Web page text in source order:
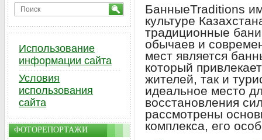
БанныеTraditions
культуре
традиционные
обычаев и
мест является
который
жителей, так и
идеальное место
восстановления
рассмотрены
комплекса, его
Использование
информации сайта
Условия
использования
сайта
ФОТОРЕПОРТАЖИ